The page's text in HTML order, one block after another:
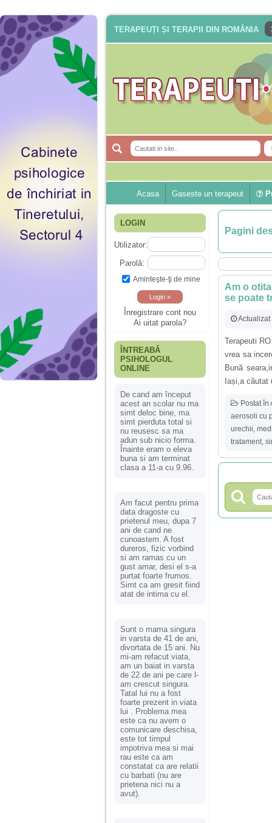
TERAPEUȚI ȘI TERAPII DIN ROMÂNIA
Acasa Gaseste un terapeut
LOGIN
Utilizator:
Parolă:
Aminteşte-ţi de mine
Înregistrare cont nou
Ai uitat parola?
ÎNTREABĂ
PSIHOLOGUL
ONLINE
De cand am început
acest an scolar nu ma
simt deloc bine, ma
simt pierduta total si
nu reusesc sa ma
adun sub nicio forma.
Înainte eram o eleva
buna si am terminat
clasa a 11-a cu 9.96.
Am facut pentru prima
data dragoste cu
prietenul meu, dupa 7
ani de cand ne
cunoastem. A fost
dureros, fizic vorbind
si am ramas cu un
gust amar, desi el s-a
purtat foarte frumos.
Simt ca am gresit fiind
atat de intima cu el.
Sunt o mama singura
in varsta de 41 de ani,
divortata de 15 ani. Nu
mi-am refacut viata,
am un baiat in varsta
de 22 de ani pe care l-
am crescut singura.
Tatal lui nu a fost
foarte prezent in viata
lui . Problema mea
este ca nu avem o
comunicare deschisa,
este tot timpul
impotriva mea si mai
rau este ca am
constatat ca are relatii
cu barbati (nu are
prietena nici nu a
avut).
Pagini
Am o
se poate
Terapeuti
vrea sa
Bună
Iași,a căutat
Postat în
aerosoli cu
urechii
tratament